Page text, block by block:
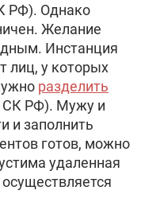
РФ). Однако
Желание
Инстанция
лиц, у которых
разделить
СК РФ). Мужу и
и заполнить
готов, можно
удаленная